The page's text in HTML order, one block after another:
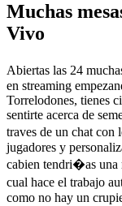
Muchas
Vivo
Abiertas las 24
en streaming
Torrelodones, tienes
sentirte acerca de
traves de un chat con
jugadores y
cabien tendri�as una
cual hace el trabajo
como no hay un